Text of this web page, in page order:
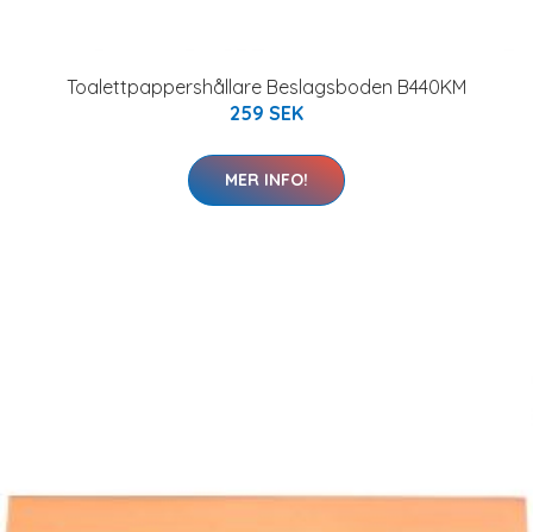
Toalettpappershållare Beslagsboden B440KM
259 SEK
MER INFO!